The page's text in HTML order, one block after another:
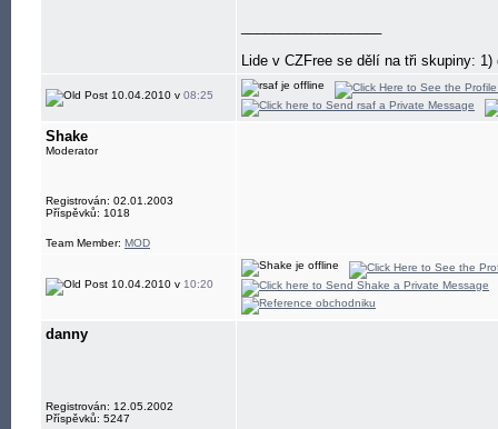
Lide v CZFree se dělí na tři skupiny:
10.04.2010 v 08:25
Shake
Moderator
Registrován: 02.01.2003
Příspěvků: 1018
Team Member: MOD
10.04.2010 v 10:20
danny
Registrován: 12.05.2002
Příspěvků: 5247